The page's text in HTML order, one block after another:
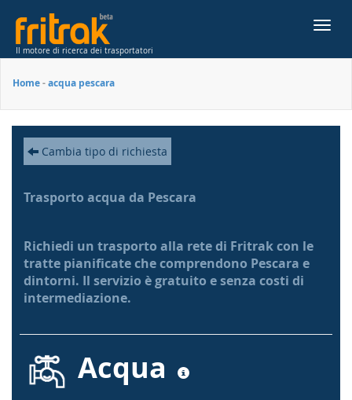
Il motore di ricerca dei trasportatori
Home-acqua pescara
Cambia tipo di richiesta
Trasporto acqua da Pescara
Richiedi un trasporto alla rete di Fritrak con le
tratte pianificate che comprendono Pescara e
dintorni. Il servizio è gratuito e senza costi di
intermediazione.
Acqua